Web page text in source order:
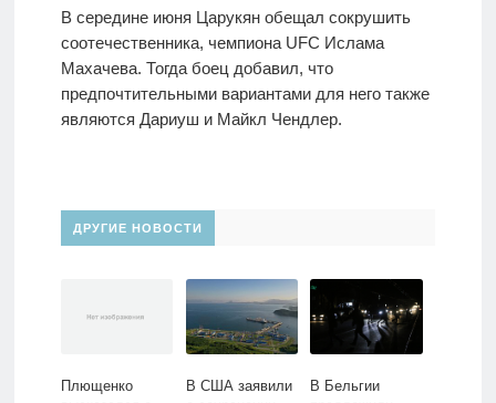
В середине июня Царукян обещал сокрушить
соотечественника, чемпиона UFC Ислама
Махачева. Тогда боец добавил, что
предпочтительными вариантами для него также
являются Дариуш и Майкл Чендлер.
ДРУГИЕ НОВОСТИ
Плющенко
В США заявили
В Бельгии